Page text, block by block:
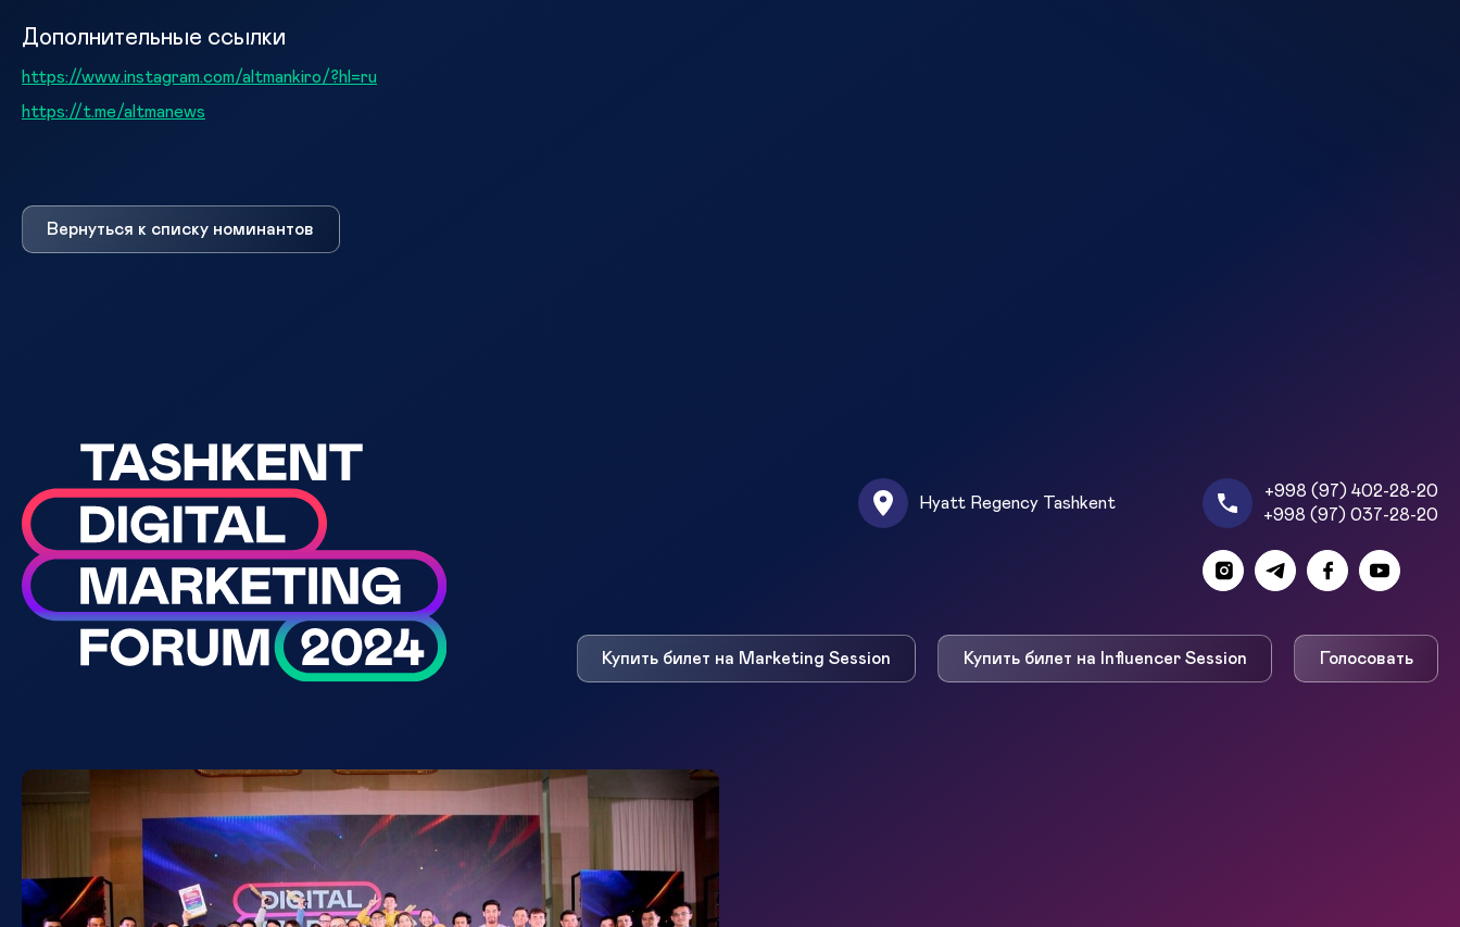
Дополнительные ссылки
https://www.instagram.com/altmankiro/?hl=ru
https://t.me/altmanews
Вернуться к списку номинантов
Hyatt Regency Tashkent
+998 (97) 402-28-20
+998 (97) 037-28-20
Купить билет на Marketing Session Купить билет на Influencer Session Голосовать